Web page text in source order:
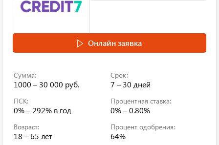
Онлайн заявка
Сумма:
1000 – 30 000 руб.
Срок:
7 – 30 дней
ПСК:
0% – 292% в год
Процентная ставка:
0% – 0.80%
Возраст:
18 – 65 лет
Процент одобрения:
64%